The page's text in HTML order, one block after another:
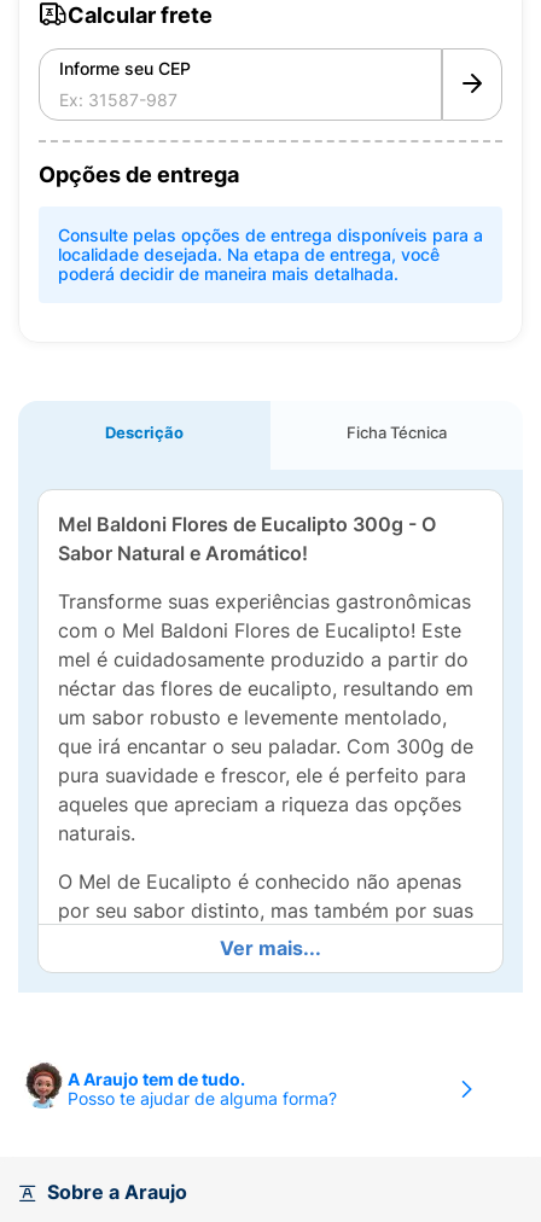
Calcular frete
Informe seu CEP
Opções de entrega
Consulte pelas opções de entrega disponíveis para a
localidade desejada. Na etapa de entrega, você
poderá decidir de maneira mais detalhada.
Descrição Ficha Técnica
Mel Baldoni Flores de Eucalipto 300g - O
Sabor Natural e Aromático!
Transforme suas experiências gastronômicas
com o Mel Baldoni Flores de Eucalipto! Este
mel é cuidadosamente produzido a partir do
néctar das flores de eucalipto, resultando em
um sabor robusto e levemente mentolado,
que irá encantar o seu paladar. Com 300g de
pura suavidade e frescor, ele é perfeito para
aqueles que apreciam a riqueza das opções
naturais.
O Mel de Eucalipto é conhecido não apenas
por seu sabor distinto, mas também por suas
propriedades benéficas. É um ótimo aliado
em receitas de chás, massagens, e como
adoçante em diversas preparações, trazendo
Principais características:
- Versatilidade:Ideal para adoçar chás,
Ver mais...
A Araujo tem de tudo.
Posso te ajudar de alguma forma?
Sobre a Araujo